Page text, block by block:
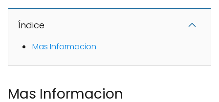
Índice
Mas Informacion
Mas Informacion